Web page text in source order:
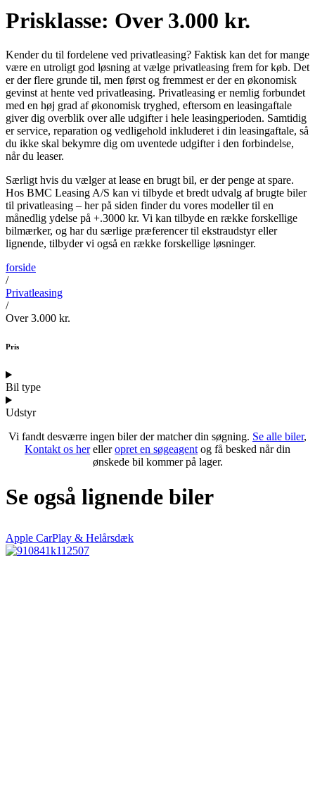
Prisklasse: Over 3.000 kr.
Kender du til fordelene ved privatleasing? Faktisk kan det for mange
være en utroligt god løsning at vælge privatleasing frem for køb. Det
er der flere grunde til, men først og fremmest er der en økonomisk
gevinst at hente ved privatleasing. Privatleasing er nemlig forbundet
med en høj grad af økonomisk tryghed, eftersom en leasingaftale
giver dig overblik over alle udgifter i hele leasingperioden. Samtidig
er service, reparation og vedligehold inkluderet i din leasingaftale, så
du ikke skal bekymre dig om uventede udgifter i den forbindelse,
når du leaser.
Særligt hvis du vælger at lease en brugt bil, er der penge at spare.
Hos BMC Leasing A/S kan vi tilbyde et bredt udvalg af brugte biler
til privatleasing – her på siden finder du vores modeller til en
månedlig ydelse på +.3000 kr. Vi kan tilbyde en række forskellige
bilmærker, og har du særlige præferencer til ekstraudstyr eller
lignende, tilbyder vi også en række forskellige løsninger.
forside
/
Privatleasing
/
Over 3.000 kr.
Pris
Bil type
Udstyr
Vi fandt desværre ingen biler der matcher din søgning. Se alle biler,
Kontakt os herelleropret en søgeagent og få besked når din
ønskede bil kommer på lager.
Se også lignende biler
Apple CarPlay & Helårsdæk